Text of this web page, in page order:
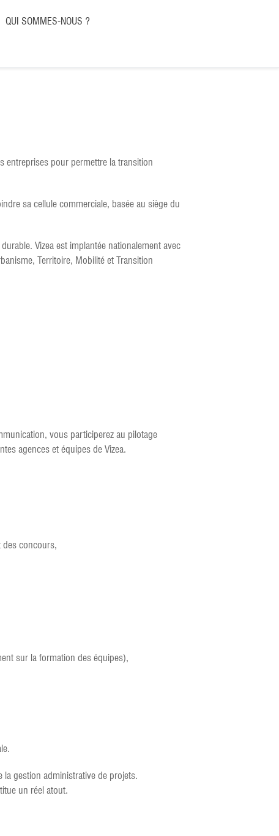
QUI SOMMES-NOUS ?
entreprises pour permettre la transition
sa cellule commerciale, basée au siège du
Vizea est implantée nationalement avec
Territoire, Mobilité et Transition
vous participerez au pilotage
agences et équipes de Vizea.
des concours,
sur la formation des équipes),
la gestion administrative de projets.
un réel atout.